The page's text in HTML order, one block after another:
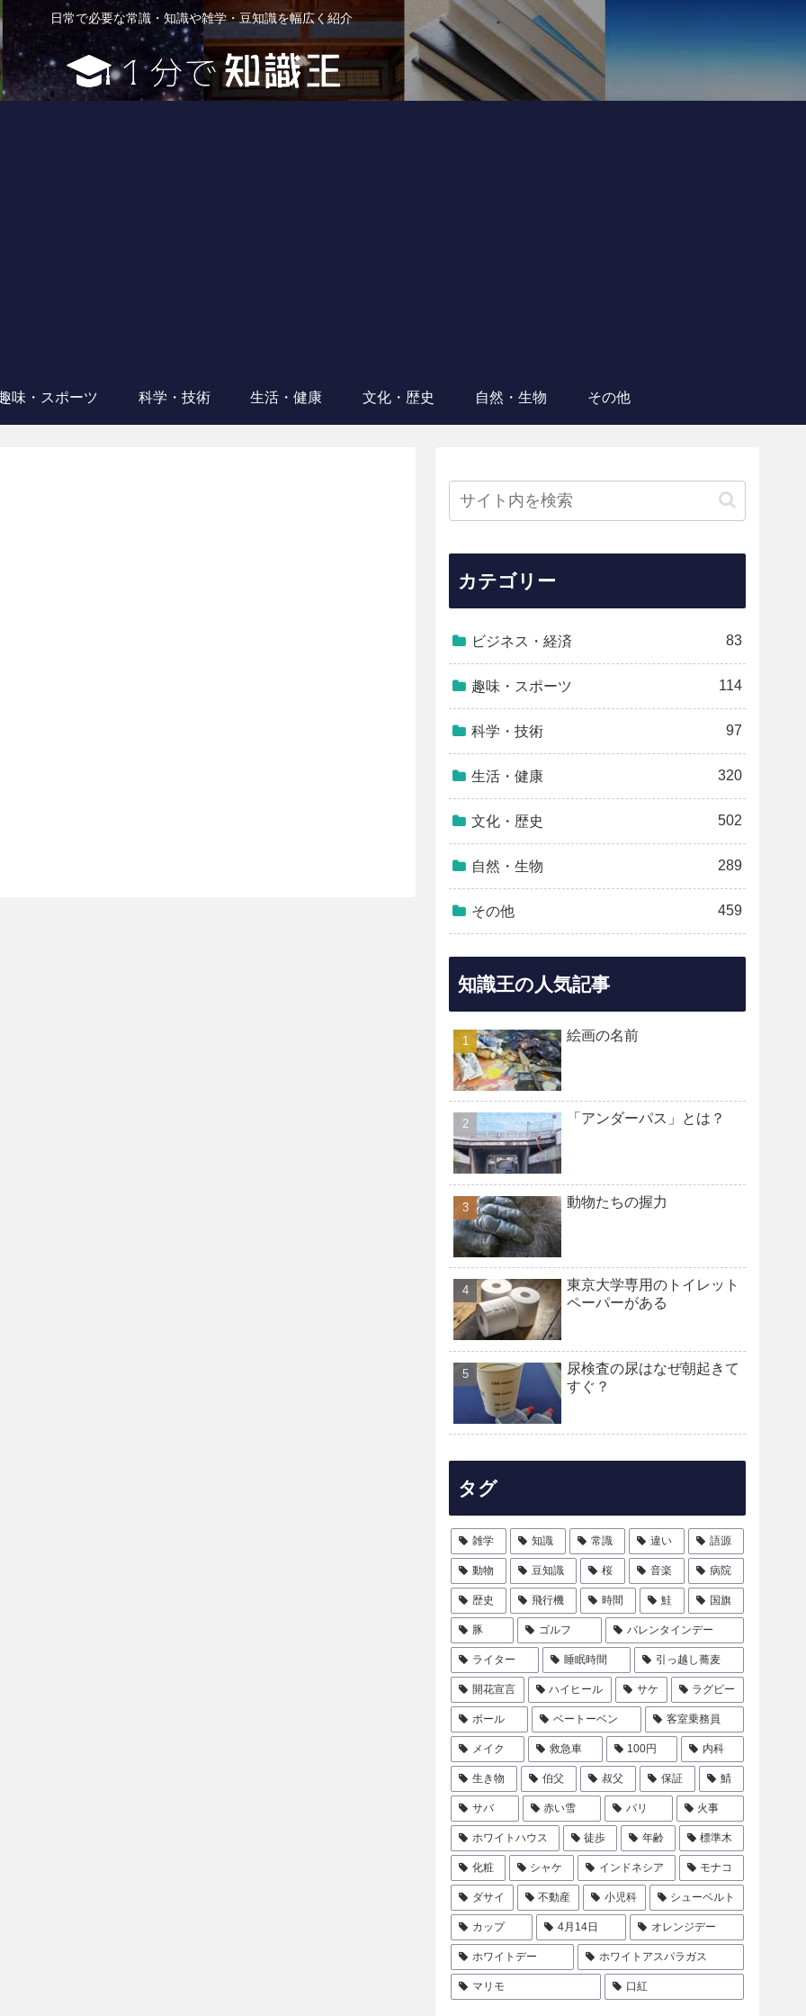
日常で必要な常識・知識や雑学・豆知識を幅広く紹介
味・スポーツ 科学・技術 生活・健康 文化・歴史 自然・生物 その他
カテゴリー
ビジネス・経済 83
趣味・スポーツ 114
科学・技術 97
生活・健康 320
文化・歴史 502
自然・生物 289
その他 459
知識王の人気記事
絵画の名前
「アンダーパス」とは？
動物たちの握力
東京大学専用のトイレット
ペーパーがある
尿検査の尿はなぜ朝起きて
すぐ？
タグ
雑学 知識 常識 違い 語源
動物 豆知識 桜 音楽 病院
歴史 飛行機 時間 鮭 国旗
豚 ゴルフ バレンタインデー
ライター 睡眠時間 引っ越し蕎麦
開花宣言 ハイヒール サケ ラグビー
ボール ベートーベン 客室乗務員
メイク 救急車 100円 内科
生き物 伯父 叔父 保証 鯖
サバ 赤い雪 パリ 火事
ホワイトハウス 徒歩 年齢 標準木
化粧 シャケ インドネシア モナコ
ダサイ 不動産 小児科 シューベルト
カップ 4月14日 オレンジデー
ホワイトデー ホワイトアスパラガス
マリモ 口紅